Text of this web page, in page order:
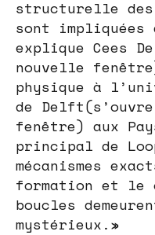
structurelle des
sont
explique Cees
nouvelle
physique à
de
fenêtre) aux
principal de
mécanismes
formation et le
boucles
mystérieux.»